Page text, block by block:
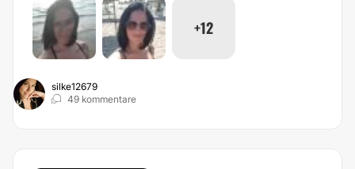
+12
silke12679
49 kommentare